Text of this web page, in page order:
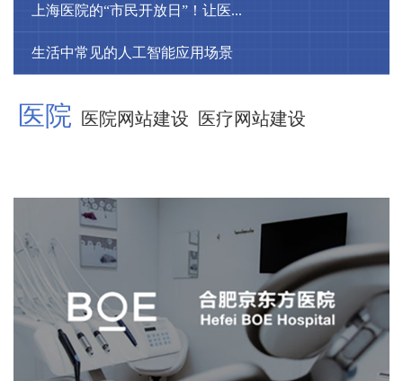
上海医院的“市民开放日”！让医...
生活中常见的人工智能应用场景
医院 医院网站建设 医疗网站建设